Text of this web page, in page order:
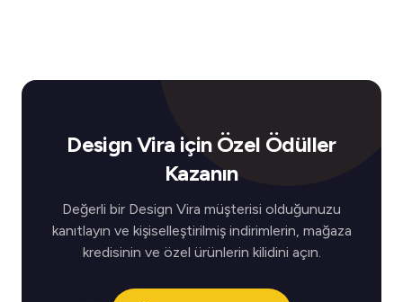
Design Vira için Özel Ödüller
Kazanın
Değerli bir Design Vira müşterisi olduğunuzu
kanıtlayın ve kişiselleştirilmiş indirimlerin, mağaza
kredisinin ve özel ürünlerin kilidini açın.